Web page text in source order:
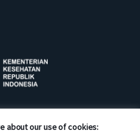
about our use of cookies: